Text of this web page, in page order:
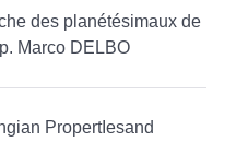
des planétésimaux de
Marco DELBO
PropertIesand